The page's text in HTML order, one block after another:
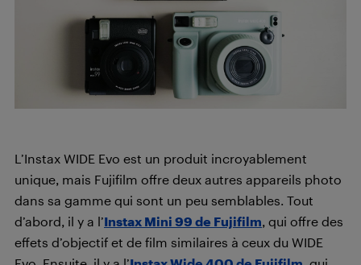
L’Instax WIDE Evo est un produit incroyablement
unique, mais Fujifilm offre deux autres appareils photo
dans sa gamme qui sont un peu semblables. Tout
d’abord, il y a l’Instax Mini 99 de Fujifilm , qui offre des
effets d’objectif et de film similaires à ceux du WIDE